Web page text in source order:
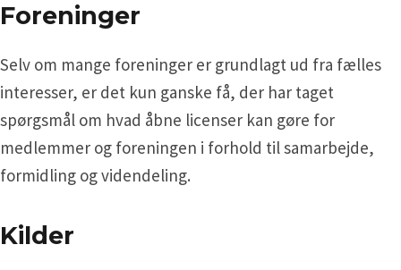
Foreninger
Selv om mange foreninger er grundlagt ud fra fælles
interesser, er det kun ganske få, der har taget
spørgsmål om hvad åbne licenser kan gøre for
medlemmer og foreningen i forhold til samarbejde,
formidling og videndeling.
Kilder